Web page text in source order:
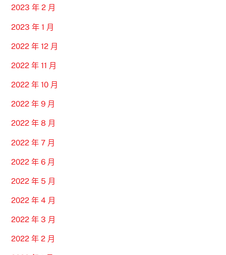
2023 年 2 月
2023 年 1 月
2022 年 12 月
2022 年 11 月
2022 年 10 月
2022 年 9 月
2022 年 8 月
2022 年 7 月
2022 年 6 月
2022 年 5 月
2022 年 4 月
2022 年 3 月
2022 年 2 月